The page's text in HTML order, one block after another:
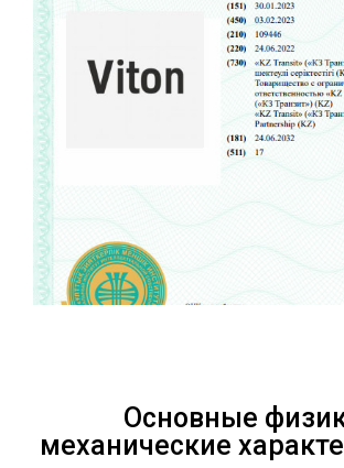
Основные
механические